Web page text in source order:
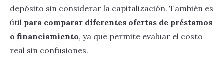
depósito sin considerar la capitalización. También es
útil para comparar diferentes ofertas de préstamos
o financiamiento, ya que permite evaluar el costo
real sin confusiones.